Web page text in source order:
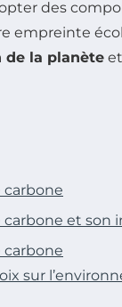
des
empreinte
de la planète
carbone
et son
carbone
sur